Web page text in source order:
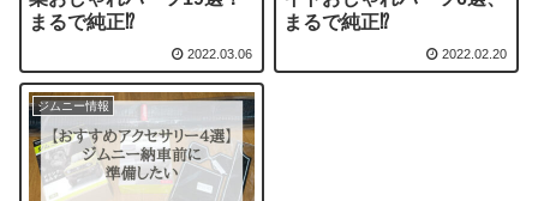
まるで純正⁉︎
2022.03.06
まるで純正⁉︎
2022.02.20
ジムニー情報